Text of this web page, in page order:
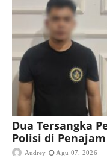
Dua Tersangka
Polisi di Penajam
Audrey Agu 07, 2026